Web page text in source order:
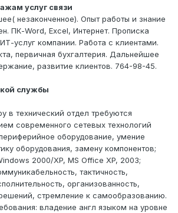
услуг связи
незаконченное). Опыт работы и знание
ПК-Word, Excel, Интернет. Прописка
услуг компании. Работа с клиентами.
первичная бухгалтерия. Дальнейшее
развитие клиентов. 764-98-45.
службы
в технический отдел требуются
современного сетевых технологий
оборудование, умение
оборудования, замену компонентов;
2000/XP, MS Office XP, 2003;
тактичность,
организованность,
стремление к самообразованию.
владение англ языком на уровне